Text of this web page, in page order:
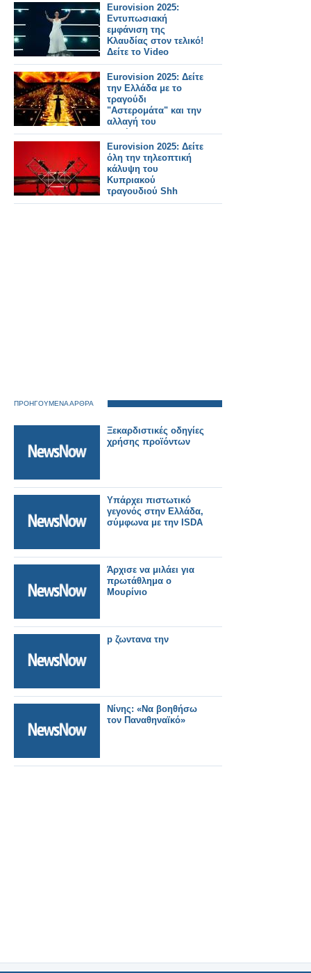
Eurovision 2025:
Εντυπωσιακή
εμφάνιση της
Κλαυδίας στον τελικό!
Δείτε το Video
Eurovision 2025: Δείτε
την Ελλάδα με το
τραγούδι
"Αστερομάτα" και την
αλλαγή του
φορέματος που
ανατριχιάζει... (Video)
Eurovision 2025: Δείτε
όλη την τηλεοπτική
κάλυψη του
Κυπριακού
τραγουδιού Shh
(video)
ΠΡΟΗΓΟΥΜΕΝΑ ΑΡΘΡΑ
Ξεκαρδιστικές οδηγίες
χρήσης προϊόντων
Υπάρχει πιστωτικό
γεγονός στην Ελλάδα,
σύμφωνα με την ISDA
Άρχισε να μιλάει για
πρωτάθλημα ο
Μουρίνιο
p ζωντανα την
Νίνης: «Να βοηθήσω
τον Παναθηναϊκό»